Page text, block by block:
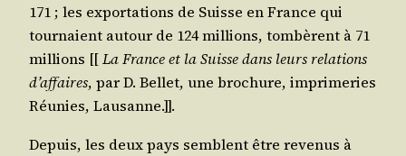
171 ; les expor­ta­tions de Suisse en France qui
tour­naient autour de 124 mil­lions, tom­bèrent à 71
mil­lions [[La France et la Suisse dans leurs rela­tions
d’affaires, par D. Bel­let, une bro­chure, impri­me­ries
Réunies, Lausanne.]].
Depuis, les deux pays semblent être reve­nus à